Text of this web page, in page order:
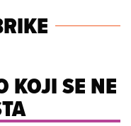
KOJI SE NE